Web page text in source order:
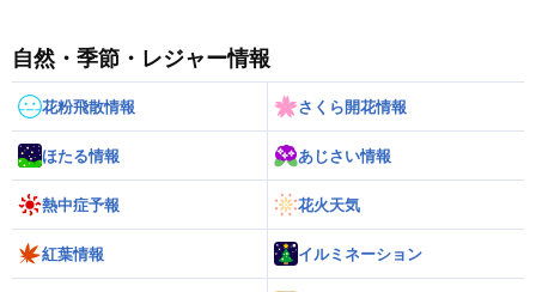
自然・季節・レジャー情報
花粉飛散情報 さくら開花情報
ほたる情報 あじさい情報
熱中症予報 花火天気
紅葉情報 イルミネーション